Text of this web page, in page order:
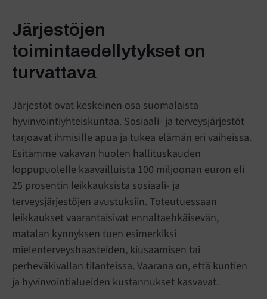
Järjestöjen
toimintaedellytykset on
turvattava
Järjestöt ovat keskeinen osa suomalaista
hyvinvointiyhteiskuntaa. Sosiaali- ja terveysjärjestöt
tarjoavat ihmisille apua ja tukea elämän eri vaiheissa.
Esitämme vakavan huolen hallituskauden
loppupuolelle kaavailluista 100 miljoonan euron eli
25 prosentin leikkauksista sosiaali- ja
terveysjärjestöjen avustuksiin. Toteutuessaan
leikkaukset vaarantaisivat ennaltaehkäisevän,
matalan kynnyksen tuen esimerkiksi
mielenterveyshaasteiden, kiusaamisen tai
perheväkivallan tilanteissa. Vaarana on, että kuntien
ja hyvinvointialueiden kustannukset kasvavat.